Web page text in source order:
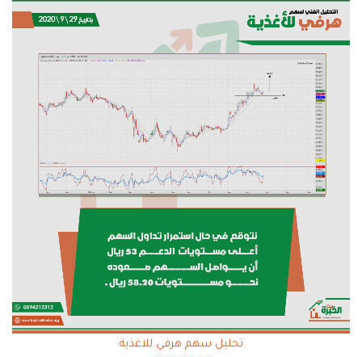
تحليل سهم هرفي للاغذية